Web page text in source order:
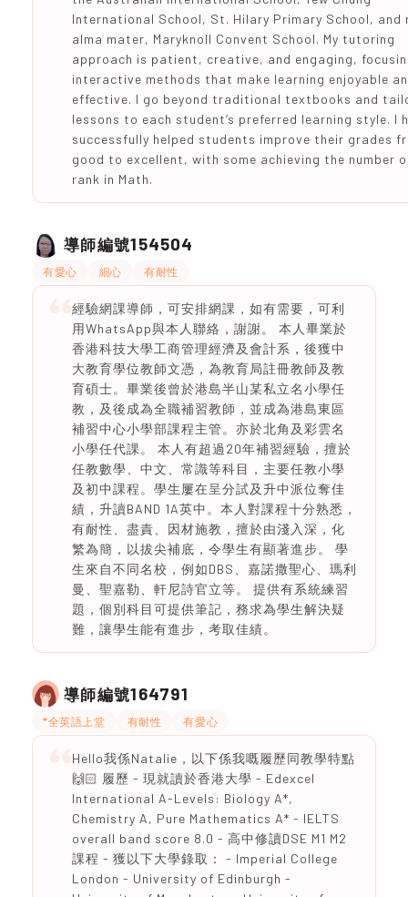
International School, St. Hilary Primary School, and
alma mater, Maryknoll Convent School. My tutoring
approach is patient, creative, and engaging,
interactive methods that make learning enjoyable
effective. I go beyond traditional textbooks and
lessons to each student’s preferred learning style. I
successfully helped students improve their grades
good to excellent, with some achieving the number
rank in Math.
導師編號154504
有愛心 細心 有耐性
經驗網課導師，可安排網課，如有需要，可利
用WhatsApp與本人聯絡，謝謝。 本人畢業於
香港科技大學工商管理經濟及會計系，後獲中
大教育學位教師文憑，為教育局註冊教師及教
育碩士。畢業後曾於港島半山某私立名小學任
教，及後成為全職補習教師，並成為港島東區
補習中心小學部課程主管。亦於北角及彩雲名
小學任代課。 本人有超過20年補習經驗，擅於
任教數學、中文、常識等科目，主要任教小學
及初中課程。學生屢在呈分試及升中派位奪佳
績，升讀BAND 1A英中。本人對課程十分熟悉，
有耐性、盡責、因材施教，擅於由淺入深，化
繁為簡，以拔尖補底，令學生有顯著進步。 學
生來自不同名校，例如DBS、嘉諾撒聖心、瑪利
曼、聖嘉勒、軒尼詩官立等。 提供有系統練習
題，個別科目可提供筆記，務求為學生解決疑
難，讓學生能有進步，考取佳績。
導師編號164791
*全英語上堂 有耐性 有愛心
Hello我係Natalie，以下係我嘅履歷同教學特點
🙌🏻 履歷 - 現就讀於香港大學 - Edexcel
International A-Levels: Biology A*,
Chemistry A, Pure Mathematics A* - IELTS
overall band score 8.0 - 高中修讀DSE M1 M2
課程 - 獲以下大學錄取： - Imperial College
London - University of Edinburgh -